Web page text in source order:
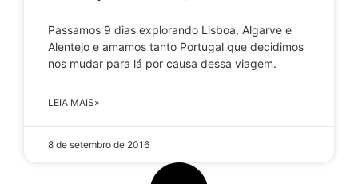
Passamos 9 dias explorando Lisboa, Algarve e
Alentejo e amamos tanto Portugal que decidimos
nos mudar para lá por causa dessa viagem.
LEIA MAIS»
8 de setembro de 2016